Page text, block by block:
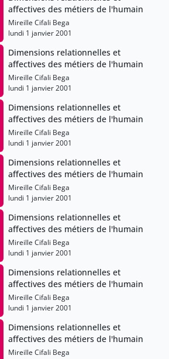
affectives des métiers de l'humain
Mireille Cifali Bega
lundi 1 janvier 2001
Dimensions relationnelles et
affectives des métiers de l'humain
Mireille Cifali Bega
lundi 1 janvier 2001
Dimensions relationnelles et
affectives des métiers de l'humain
Mireille Cifali Bega
lundi 1 janvier 2001
Dimensions relationnelles et
affectives des métiers de l'humain
Mireille Cifali Bega
lundi 1 janvier 2001
Dimensions relationnelles et
affectives des métiers de l'humain
Mireille Cifali Bega
lundi 1 janvier 2001
Dimensions relationnelles et
affectives des métiers de l'humain
Mireille Cifali Bega
lundi 1 janvier 2001
Dimensions relationnelles et
affectives des métiers de l'humain
Mireille Cifali Bega